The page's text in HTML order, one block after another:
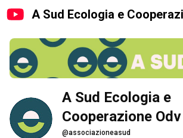
A Sud Ecologia e
A Sud Ecologia e
Cooperazione Odv
@associazioneasud